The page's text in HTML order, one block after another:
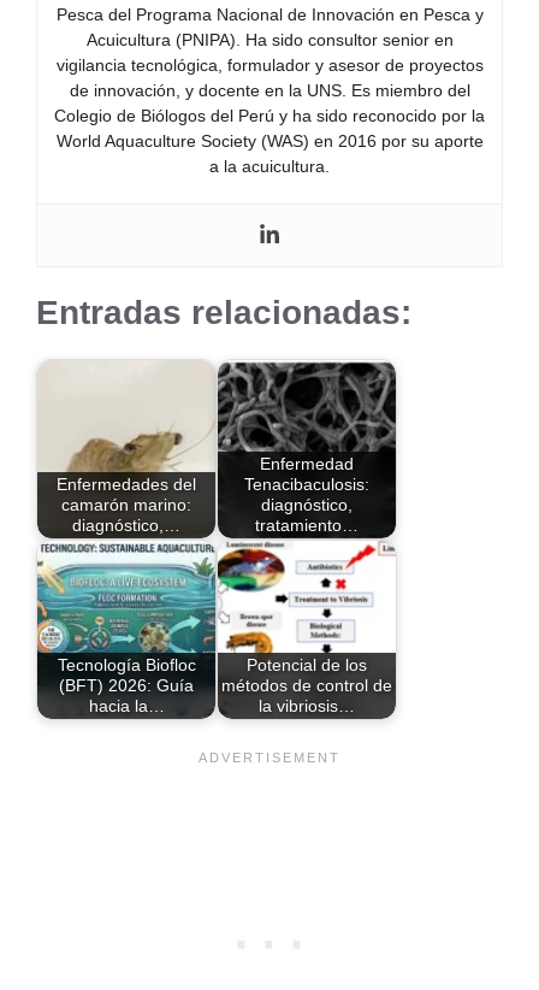
Pesca del Programa Nacional de Innovación en Pesca y
Acuicultura (PNIPA). Ha sido consultor senior en
vigilancia tecnológica, formulador y asesor de proyectos
de innovación, y docente en la UNS. Es miembro del
Colegio de Biólogos del Perú y ha sido reconocido por la
World Aquaculture Society (WAS) en 2016 por su aporte
a la acuicultura.
Entradas relacionadas:
Enfermedades del
camarón marino:
diagnóstico,…
Enfermedad
Tenacibaculosis:
diagnóstico,
tratamiento…
Tecnología Biofloc
(BFT) 2026: Guía
hacia la…
Potencial de los
métodos de control de
la vibriosis…